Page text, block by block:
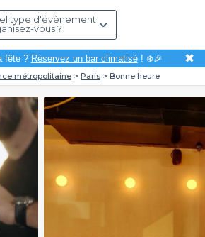
type d'évènement
vous ?
fête ? Réservez un bar climatisé! ❄️🎉 ✖
métropolitaine Paris Bonne heure